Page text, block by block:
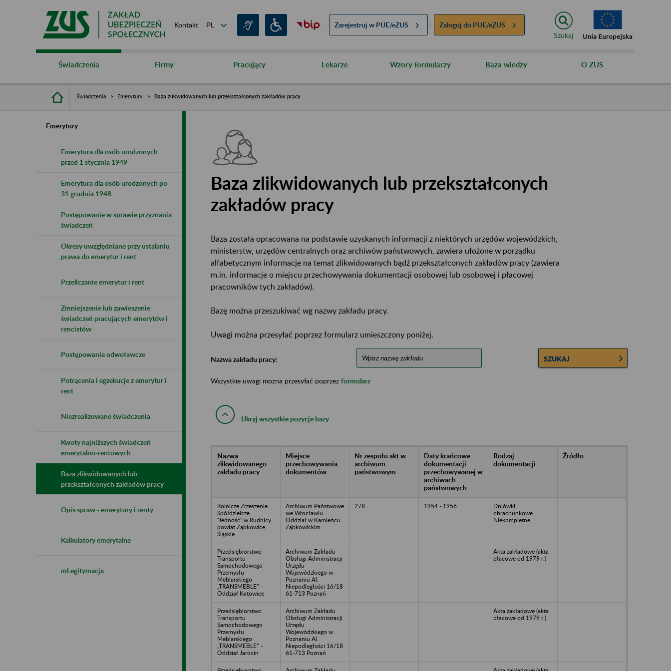
Kontakt Zarejestruj w PUE/eZUS Zaloguj do PUE/eZUS
Szukaj
Świadczenia Firmy Pracujący Lekarze Wzory formularzy Baza wiedzy O ZUS
Świadczenia Emerytury Baza zlikwidowanych lub przekształconych zakładów pracy
Emerytury
Emerytura dla osób urodzonych
przed 1 stycznia 1949
Emerytura dla osób urodzonych po
31 grudnia 1948
Postępowanie w sprawie przyznania
świadczeń
Okresy uwzględniane przy ustalaniu
prawa do emerytur i rent
Przeliczanie emerytur i rent
Zmniejszenie lub zawieszenie
świadczeń pracujących emerytów i
rencistów
Postępowanie odwoławcze
Potrącenia i egzekucje z emerytur i
rent
Niezrealizowane świadczenia
Kwoty najniższych świadczeń
emerytalno-rentowych
Baza zlikwidowanych lub
przekształconych zakładów pracy
Opis spraw - emerytury i renty
Kalkulatory emerytalne
mLegitymacja
Baza zlikwidowanych lub przekształconych
zakładów pracy
Baza została opracowana na podstawie uzyskanych informacji z niektórych urzędów wojewódzkich,
ministerstw, urzędów centralnych oraz archiwów państwowych, zawiera ułożone w porządku
alfabetycznym informacje na temat zlikwidowanych bądź przekształconych zakładów pracy (zawiera
m.in. informacje o miejscu przechowywania dokumentacji osobowej lub osobowej i płacowej
pracowników tych zakładów).
Bazę można przeszukiwać wg nazwy zakładu pracy.
Uwagi można przesyłać poprzez formularz umieszczony poniżej.
Nazwa zakładu pracy: SZUKAJ
Wszystkie uwagi można przesyłać poprzez formularz
Ukryj wszystkie pozycje bazy
Nazwa
zlikwidowanego
zakładu pracy
Miejsce
przechowywania
dokumentów
Nr zespołu akt w
archiwum
państwowym
Daty krańcowe
dokumentacji
przechowywanej w
archiwach
państwowych
Rodzaj
dokumentacji
Źródło
Rolnicze Zrzeszenie
Spółdzielcze
“Jedność” w Rudnicy
powiat Ząbkowice
Śląskie
Archiwum Państwowe
we Wrocławiu
Oddział w Kamieńcu
Ząbkowickim
278 1954 - 1956
Dniówki
obrachunkowe
Niekompletne
Przedsiębiorstwo
Transportu
Samochodowego
Przemysłu
Meblarskiego
„TRANSMEBLE” –
Oddział Katowice
Archiwum Zakładu
Obsługi Administracji
Urzędu
Wojewódzkiego w
Poznaniu Al.
Niepodległości 16/18
61-713 Poznań
Akta zakładowe (akta
płacowe od 1979 r.)
Przedsiębiorstwo
Transportu
Samochodowego
Przemysłu
Meblarskiego
„TRANSMEBLE” –
Oddział Jarocin
Archiwum Zakładu
Obsługi Administracji
Urzędu
Wojewódzkiego w
Poznaniu Al.
Niepodległości 16/18
61-713 Poznań
Akta zakładowe (akta
płacowe od 1979 r.)